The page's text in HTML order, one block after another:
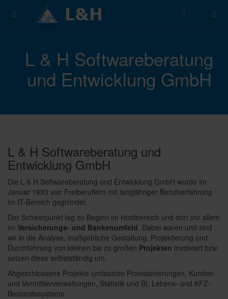
L & H Softwareberatung
und Entwicklung GmbH
L & H Softwareberatung und
Entwicklung GmbH
Die L & H Softwareberatung und Entwicklung GmbH wurde im
Januar 1993 von Freiberuflern mit langjähriger Berufserfahrung
im IT-Bereich gegründet.
Der Schwerpunkt lag zu Beginn im Hostbereich und dort vor allem
im Versicherungs- und Bankenumfeld. Dabei waren und sind
wir in die Analyse, maßgebliche Gestaltung, Projektierung und
Durchführung von kleinen bis zu großen Projekten involviert bzw.
setzen diese selbstständig um.
Abgeschlossene Projekte umfassten Provisionierungen, Kunden-
und Vermittlerverwaltungen, Statistik und BI, Lebens- und KFZ-
Bestandssysteme.